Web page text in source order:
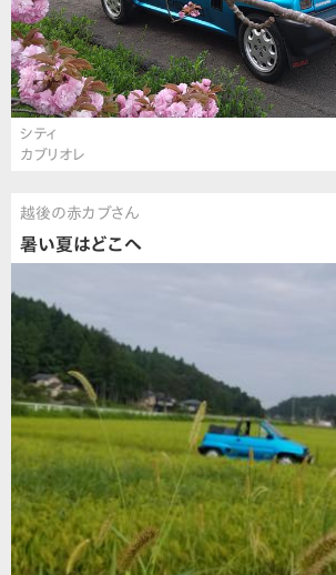
シティ
カブリオレ
越後の赤カブさん
暑い夏はどこへ